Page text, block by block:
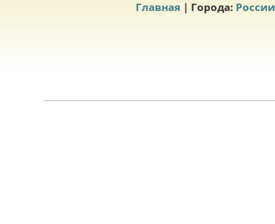
Главная | Города: России